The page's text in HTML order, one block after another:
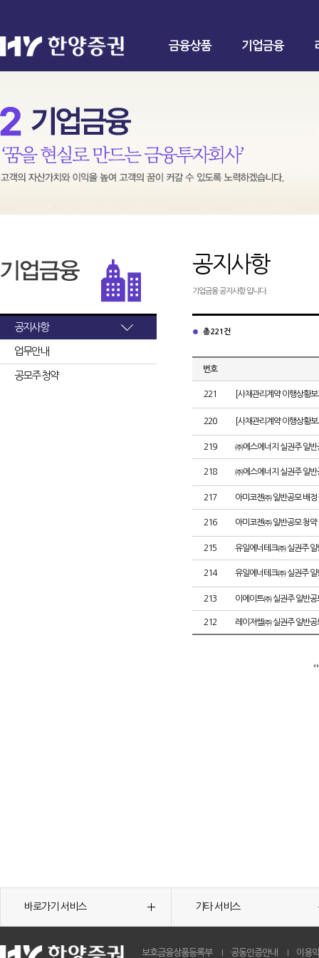
금융상품 기업금융
공지사항
업무안내
공모주 청약
공지사항
기업금융 공지사항 입니다.
총 221건
번호
221 [사채관리계약 이행상황
220 [사채관리계약 이행상황
219 ㈜에스에너지 실권주 일반
218 ㈜에스에너지 실권주 일반
217 아미코젠㈜ 일반공모 배정
216 아미코젠㈜ 일반공모 청약
215 유일에너테크㈜ 실권주 일
214 유일에너테크㈜ 실권주 일
213 이에이트㈜ 실권주 일반공
212 레이저쎌㈜ 실권주 일반공
바로가기 서비스 기타 서비스
보호금융상품등록부 공동인증안내 이용